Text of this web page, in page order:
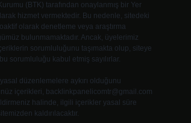
(BTK) tarafından onaylanmış bir Yer
hizmet vermektedir. Bu nedenle, sitedeki
olarak denetleme veya araştırma
bulunmamaktadır. Ancak, üyelerimiz
sorumluluğunu taşımakta olup, siteye
sorumluluğu kabul etmiş sayılırlar.
düzenlemelere aykırı olduğunu
içerikleri, backlinkpanelicomtr@gmail.com
halinde, ilgili içerikler yasal süre
kaldırılacaktır.